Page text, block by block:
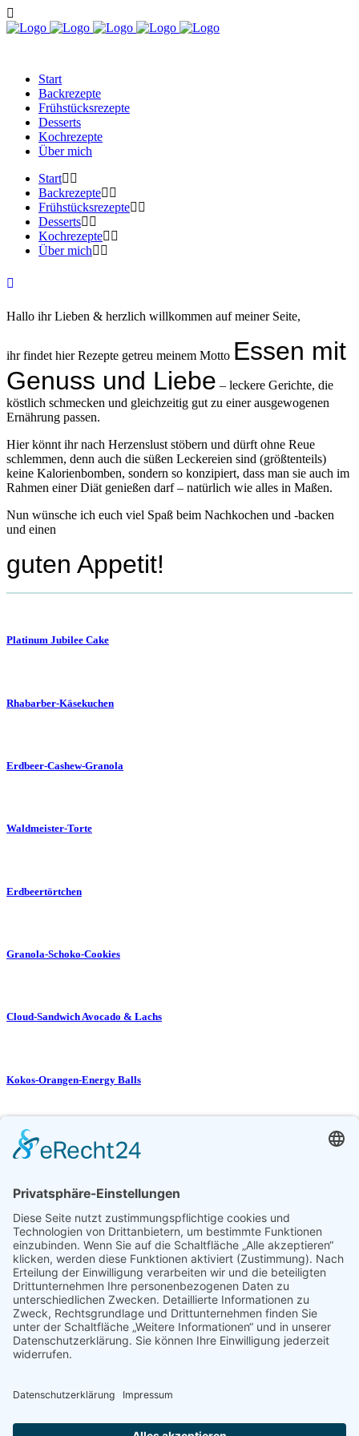
Start
Backrezepte
Frühstücksrezepte
Desserts
Kochrezepte
Über mich
Start
Backrezepte
Frühstücksrezepte
Desserts
Kochrezepte
Über mich
Hallo ihr Lieben & herzlich willkommen auf meiner Seite,
ihr findet hier Rezepte getreu meinem Motto Essen mit
Genuss und Liebe – leckere Gerichte, die
köstlich schmecken und gleichzeitig gut zu einer ausgewogenen
Ernährung passen.
Hier könnt ihr nach Herzenslust stöbern und dürft ohne Reue
schlemmen, denn auch die süßen Leckereien sind (größtenteils)
keine Kalorienbomben, sondern so konzipiert, dass man sie auch im
Rahmen einer Diät genießen darf – natürlich wie alles in Maßen.
Nun wünsche ich euch viel Spaß beim Nachkochen und -backen
und einen
guten Appetit!
Platinum Jubilee Cake
Rhabarber-Käsekuchen
Erdbeer-Cashew-Granola
Waldmeister-Torte
Erdbeertörtchen
Granola-Schoko-Cookies
Cloud-Sandwich Avocado & Lachs
Kokos-Orangen-Energy Balls
Bunter Linseneintopf
Frowinias Küche
Backrezepte
Frühstücksrezepte
Desserts
Kochrezepte
Datenschutz